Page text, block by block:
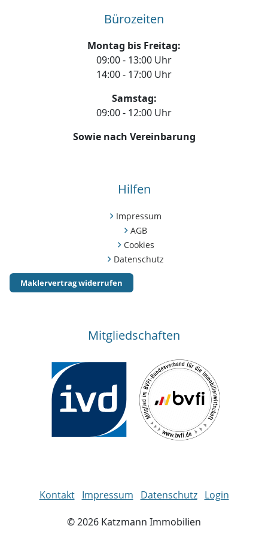
Bürozeiten
Montag bis Freitag:
09:00 - 13:00 Uhr
14:00 - 17:00 Uhr
Samstag:
09:00 - 12:00 Uhr
Sowie nach Vereinbarung
Hilfen
Impressum
AGB
Cookies
Datenschutz
Maklervertrag widerrufen
Mitgliedschaften
Kontakt Impressum Datenschutz Login
©2026 Katzmann Immobilien